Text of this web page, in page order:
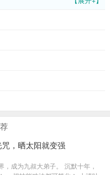
，晒太阳就变强
，成为九叔大弟子。 沉默十年，